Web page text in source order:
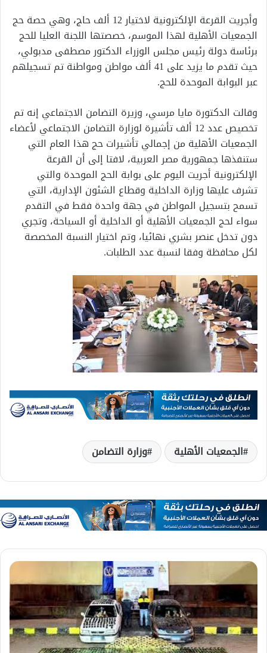
وأجريت القرعة الإلكترونية لاختيار 12 ألف حاج، وهي حصة حج
الجمعيات الأهلية لهذا الموسم، خصصتها اللجنة العليا للحج
برئاسة دولة رئيس مجلس الوزراء الدكتور مصطفى مدبولي،
حيث تقدم ما يزيد على 41 ألف مواطن ومواطنة تم تسجيلهم
عبر البوابة الموحدة للحج.
وقالت الدكتورة مايا مرسي، وزيرة التضامن الاجتماعي إنه تم
تخصيص عدد 12 ألف تأشيرة لوزارة التضامن الاجتماعي لأعضاء
الجمعيات الأهلية من إجمالي تأشيرات حج هذا العام التي
ستنفذها جمهورية مصر العربية، لافتا إلى أن القرعة
الإلكترونية أجريت اليوم على بوابة الحج الموحدة والتي
تشرف عليها وزارة الداخلية وقطاع الشئون الإدارية، التي
تسمح بتسجيل المواطن في جهة واحدة فقط في التقدم
سواء لحج الجمعيات الأهلية أو الداخلية أو السياحة، وتجري
دون تدخل عنصر بشري نهائيا، وتم اختيار النسبة المخصصة
لكل محافظة وفقا لنسبة عدد الطلبات.
الجمعيات الأهلية وزارة التضامن